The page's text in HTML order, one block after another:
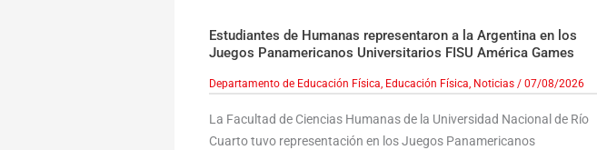
Estudiantes de Humanas representaron a la Argentina en los
Juegos Panamericanos Universitarios FISU América Games
Departamento de Educación Física, Educación Física, Noticias/ 07/08/2026
La Facultad de Ciencias Humanas de la Universidad Nacional de Río
Cuarto tuvo representación en los Juegos Panamericanos